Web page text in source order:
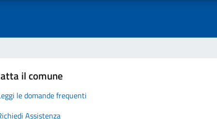
il comune
le domande frequenti
Assistenza